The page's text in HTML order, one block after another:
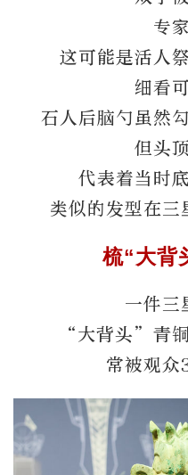
专
这可能是活人
细看
石人后脑勺虽然
但头
代表着当时
类似的发型在三
梳“大背
一件三
“大背头”青铜
常被观众